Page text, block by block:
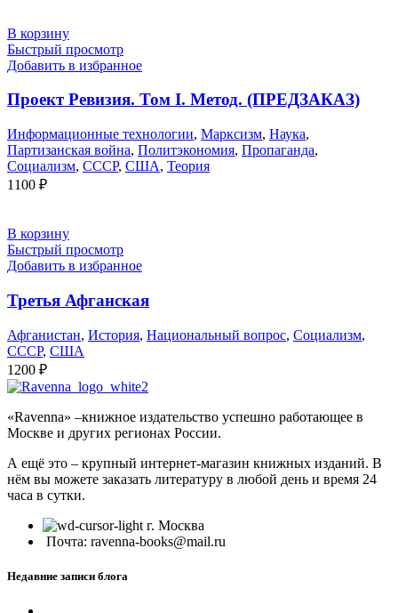
В корзину
Быстрый просмотр
Добавить в избранное
Проект Ревизия. Том I. Метод. (ПРЕДЗАКАЗ)
Информационные технологии, Марксизм, Наука,
Партизанская война, Политэкономия, Пропаганда,
Социализм, СССР, США, Теория
1100 ₽
В корзину
Быстрый просмотр
Добавить в избранное
Третья Афганская
Афганистан, История, Национальный вопрос, Социализм,
СССР, США
1200 ₽
«Ravenna» –книжное издательство успешно работающее в
Москве и других регионах России.
А ещё это – крупный интернет-магазин книжных изданий. В
нём вы можете заказать литературу в любой день и время 24
часа в сутки.
г. Москва
Почта: ravenna-books@mail.ru
Недавние записи блога